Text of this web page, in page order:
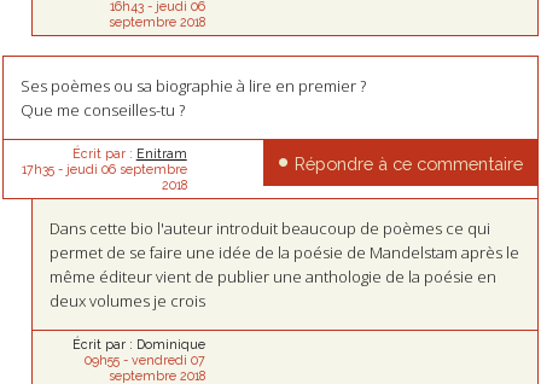
16h43- jeudi 06
septembre 2018
Ses poèmes ou sa biographie à lire en premier ?
Que me conseilles-tu ?
Écrit par : Enitram
17h35- jeudi 06 septembre
2018
Répondre à ce commentaire
Dans cette bio l'auteur introduit beaucoup de poèmes ce qui
permet de se faire une idée de la poésie de Mandelstam après le
même éditeur vient de publier une anthologie de la poésie en
deux volumes je crois
Écrit par : Dominique
09h55- vendredi 07
septembre 2018